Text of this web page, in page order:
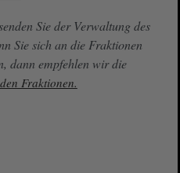
Sie der Verwaltung des
Sie sich an die Fraktionen
dann empfehlen wir die
Fraktionen.